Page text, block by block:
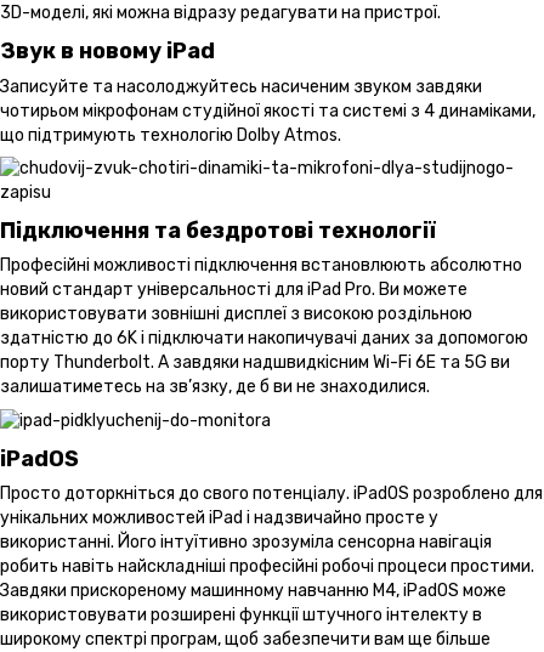
3D-моделі, які можна відразу редагувати на пристрої.
Звук в новому iPad
Записуйте та насолоджуйтесь насиченим звуком завдяки
чотирьом мікрофонам студійної якості та системі з 4 динаміками,
що підтримують технологію Dolby Atmos.
Підключення та бездротові технології
Професійні можливості підключення встановлюють абсолютно
новий стандарт універсальності для iPad Pro. Ви можете
використовувати зовнішні дисплеї з високою роздільною
здатністю до 6K і підключати накопичувачі даних за допомогою
порту Thunderbolt. А завдяки надшвидкісним Wi-Fi 6E та 5G ви
залишатиметесь на зв’язку, де б ви не знаходилися.
iPadOS
Просто доторкніться до свого потенціалу. iPadOS розроблено для
унікальних можливостей iPad і надзвичайно просте у
використанні. Його інтуїтивно зрозуміла сенсорна навігація
робить навіть найскладніші професійні робочі процеси простими.
Завдяки прискореному машинному навчанню M4, iPadOS може
використовувати розширені функції штучного інтелекту в
широкому спектрі програм, щоб забезпечити вам ще більше